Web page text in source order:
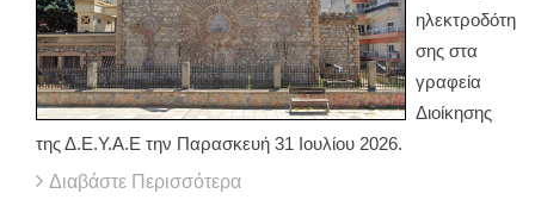
ηλεκτροδότη
σης στα
γραφεία
Διοίκησης
της Δ.Ε.Υ.Α.Ε την Παρασκευή 31 Ιουλίου 2026.
Διαβάστε Περισσότερα